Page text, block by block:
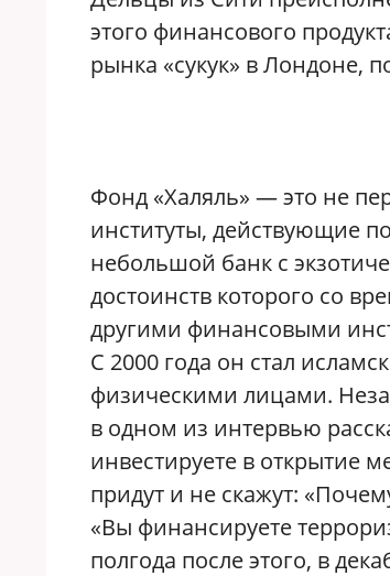
этого финансового
рынка «сукук» в Лондоне,
Фонд «Халяль» — это не
институты, действующие
небольшой банк с
достоинств которого со
другими финансовыми
С 2000 года он стал
физическими лицами.
в одном из интервью
инвестируете в открытие
придут и не скажут:
«Вы финансируете
полгода после этого, в